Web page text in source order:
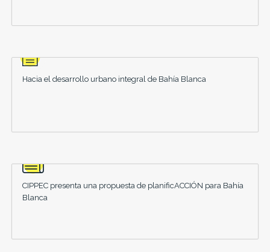
Hacia el desarrollo urbano integral de Bahía Blanca
CIPPEC presenta una propuesta de planificACCIÓN para Bahía
Blanca